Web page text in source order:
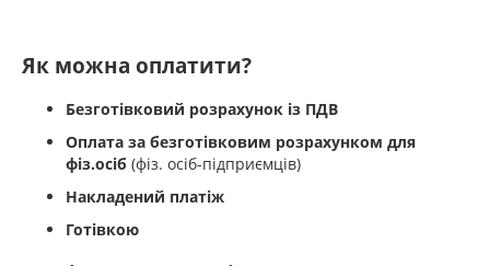
Як можна оплатити?
Безготівковий розрахунок із ПДВ
Оплата за безготівковим розрахунком для
фіз.осіб (фіз. осіб-підприємців)
Накладений платіж
Готівкою